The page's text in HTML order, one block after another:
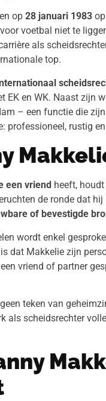
op 28 januari 1983
voetbal niet te
als
top.
EK en WK. Naast zijn
– een functie die
professioneel, rustig
een vriend heeft,
de ronde dat
of bevestigde
wordt enkel
dat Makkelie zijn
vriend of partner
teken van
als scheidsrechter